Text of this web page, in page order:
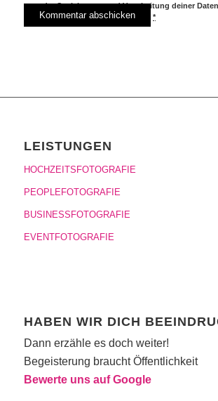
der Speicherung und Verarbeitung deiner
diese Website einverstanden.*
LEISTUNGEN
HOCHZEITSFOTOGRAFIE
PEOPLEFOTOGRAFIE
BUSINESSFOTOGRAFIE
EVENTFOTOGRAFIE
HABEN WIR DICH
Dann erzähle es doch weiter!
Begeisterung braucht Öffentlichkeit
Bewerte uns auf Google